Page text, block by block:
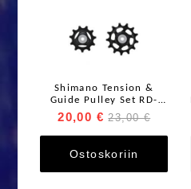
Shimano Tension &
Guide Pulley Set RD-
RX820 Ohjainrulla
20,00 € 23,00 €
Ostoskoriin